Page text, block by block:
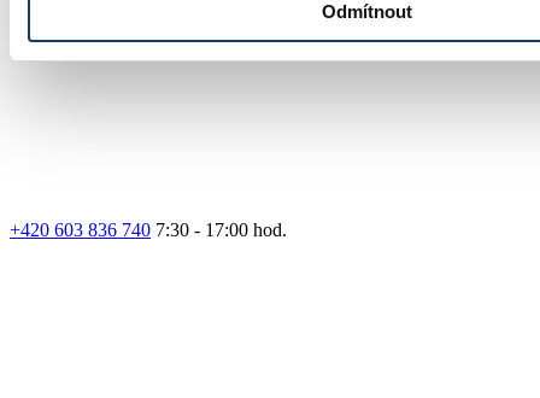
Odmítnout
+420 603 836 740 7:30 - 17:00 hod.